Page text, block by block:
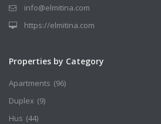
info@elmitina.com
https://elmitina.com
Properties by Category
Apartments (96)
Duplex (9)
Hus (44)